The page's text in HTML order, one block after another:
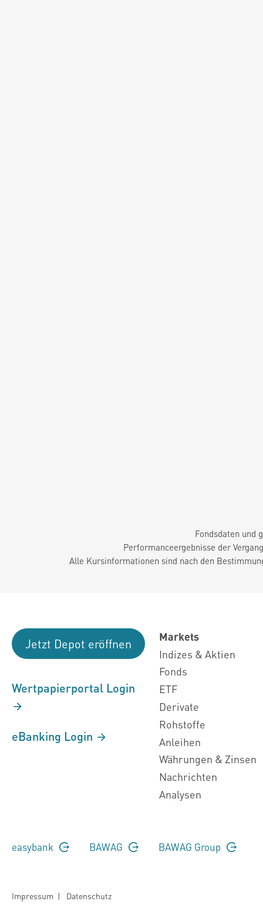
Fondsdaten und
Performanceergebnisse der
Alle Kursinformationen sind nach den
Jetzt Depot eröffnen
Wertpapierportal Login
eBanking Login
Markets
Indizes & Aktien
Fonds
ETF
Derivate
Rohstoffe
Anleihen
Währungen & Zinsen
Nachrichten
Analysen
easybank BAWAG BAWAG Group
Impressum | Datenschutz